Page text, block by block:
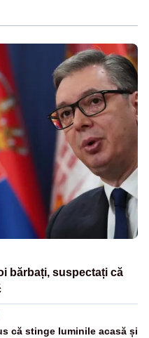
bărbați, suspectați că
că stinge luminile acasă și